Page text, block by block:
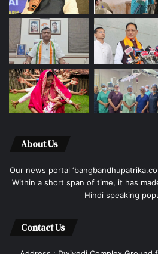
About Us
Our news portal
Within a short span of time, it has
Hindi speaking
Contact Us